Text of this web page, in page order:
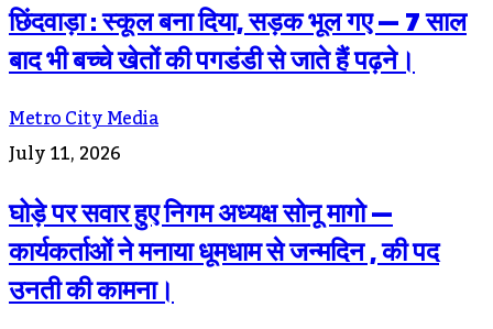
छिंदवाड़ा : स्कूल बना दिया, सड़क भूल गए — 7 साल
बाद भी बच्चे खेतों की पगडंडी से जाते हैं पढ़ने।
Metro City Media
July 11, 2026
घोड़े पर सवार हुए निगम अध्यक्ष सोनू मागो —
कार्यकर्ताओं ने मनाया धूमधाम से जन्मदिन , की पद
उनती की कामना।